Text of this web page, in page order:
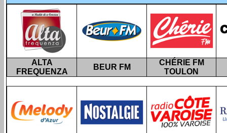
ALTA
FREQUENZA
BEUR FM
CHÉRIE FM
TOULON